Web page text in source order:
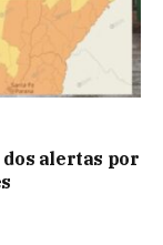
alertas por